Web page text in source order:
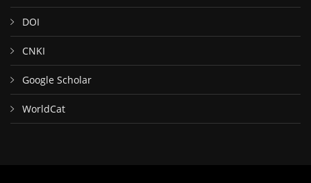
DOI
CNKI
Google Scholar
WorldCat